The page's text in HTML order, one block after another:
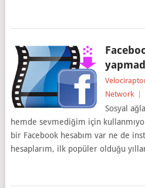
Network
Sosyal
hemde sevmediğim için
bir Facebook hesabım var ne de
hesaplarım, ilk popüler olduğu